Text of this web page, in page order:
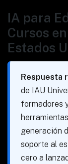
IA para
Cursos
Estados
Respuesta
de IAU
formadores
generación
soporte al
cero a